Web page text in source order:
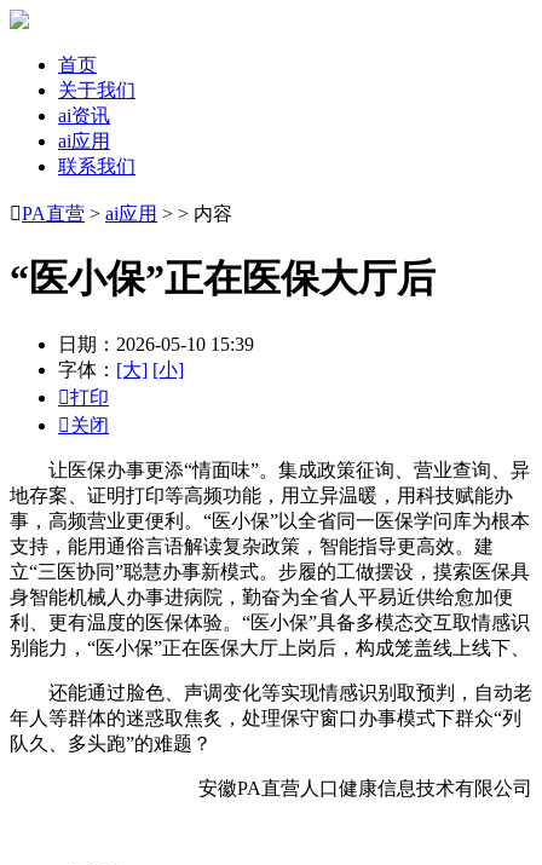
首页
关于我们
ai资讯
ai应用
联系我们
PA直营 > ai应用 > > 内容
“医小保”正在医保大厅后
日期：2026-05-10 15:39
字体： [大] [小]
打印
关闭
让医保办事更添“情面味”。集成政策征询、营业查询、异
地存案、证明打印等高频功能，用立异温暖，用科技赋能办
事，高频营业更便利。“医小保”以全省同一医保学问库为根本
支持，能用通俗言语解读复杂政策，智能指导更高效。建
立“三医协同”聪慧办事新模式。步履的工做摆设，摸索医保具
身智能机械人办事进病院，勤奋为全省人平易近供给愈加便
利、更有温度的医保体验。“医小保”具备多模态交互取情感识
别能力，“医小保”正在医保大厅上岗后，构成笼盖线上线下、
还能通过脸色、声调变化等实现情感识别取预判，自动老
年人等群体的迷惑取焦炙，处理保守窗口办事模式下群众“列
队久、多头跑”的难题？
安徽PA直营人口健康信息技术有限公司